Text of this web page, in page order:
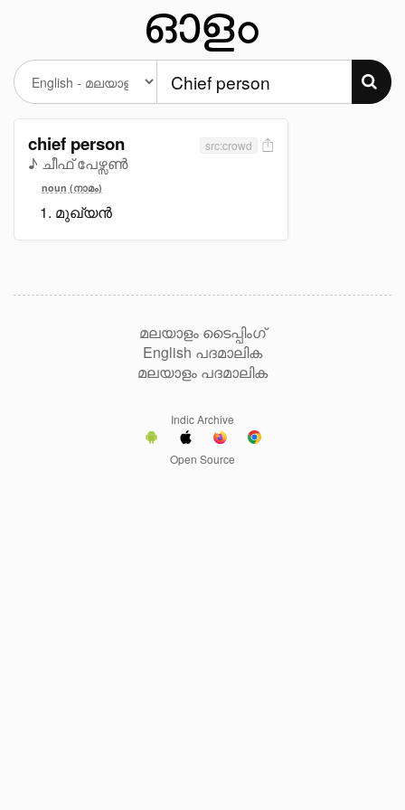
chief person
♪ ചീഫ് പേഴ്സൺ
src:crowd
noun (നാമം)
മുഖ്യൻ
മലയാളം ടൈപ്പിംഗ്
English പദമാലിക
മലയാളം പദമാലിക
Indic Archive
Open Source